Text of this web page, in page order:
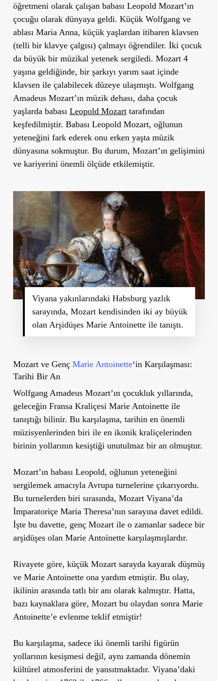
öğretmeni olarak çalışan babası Leopold Mozart’ın
çocuğu olarak dünyaya geldi. Küçük Wolfgang ve
ablası Maria Anna, küçük yaşlardan itibaren klavsen
(telli bir klavye çalgısı) çalmayı öğrendiler. İki çocuk
da büyük bir müzikal yetenek sergiledi. Mozart 4
yaşına geldiğinde, bir şarkıyı yarım saat içinde
klavsen ile çalabilecek düzeye ulaşmıştı. Wolfgang
Amadeus Mozart’ın müzik dehası, daha çocuk
yaşlarda babası Leopold Mozarttarafından
keşfedilmiştir. Babası Leopold Mozart, oğlunun
yeteneğini fark ederek onu erken yaşta müzik
dünyasına sokmuştur. Bu durum, Mozart’ın gelişimini
ve kariyerini önemli ölçüde etkilemiştir.
Viyana yakınlarındaki Habsburg yazlık
sarayında, Mozart kendisinden iki ay büyük
olan Arşidüşes Marie Antoinette ile tanıştı.
Mozart ve Genç Marie Antoinette‘in Karşılaşması:
Tarihi Bir An
Wolfgang Amadeus Mozart’ın çocukluk yıllarında,
geleceğin Fransa Kraliçesi Marie Antoinette ile
tanıştığı bilinir. Bu karşılaşma, tarihin en önemli
müzisyenlerinden biri ile en ikonik kraliçelerinden
birinin yollarının kesiştiği unutulmaz bir an olmuştur.
Mozart’ın babası Leopold, oğlunun yeteneğini
sergilemek amacıyla Avrupa turnelerine çıkarıyordu.
Bu turnelerden biri sırasında, Mozart Viyana’da
İmparatoriçe Maria Theresa’nın sarayına davet edildi.
İşte bu davette, genç Mozart ile o zamanlar sadece bir
arşidüşes olan Marie Antoinette karşılaşmışlardır.
Rivayete göre, küçük Mozart sarayda kayarak düşmüş
ve Marie Antoinette ona yardım etmiştir. Bu olay,
ikilinin arasında tatlı bir anı olarak kalmıştır. Hatta,
bazı kaynaklara göre, Mozart bu olaydan sonra Marie
Antoinette’e evlenme teklif etmiştir!
Bu karşılaşma, sadece iki önemli tarihi figürün
yollarının kesişmesi değil, aynı zamanda dönemin
kültürel atmosferini de yansıtmaktadır. Viyana’daki